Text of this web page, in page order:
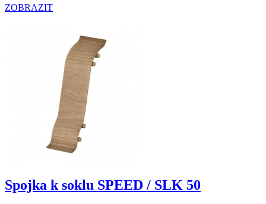
ZOBRAZIT
Spojka k soklu SPEED / SLK 50